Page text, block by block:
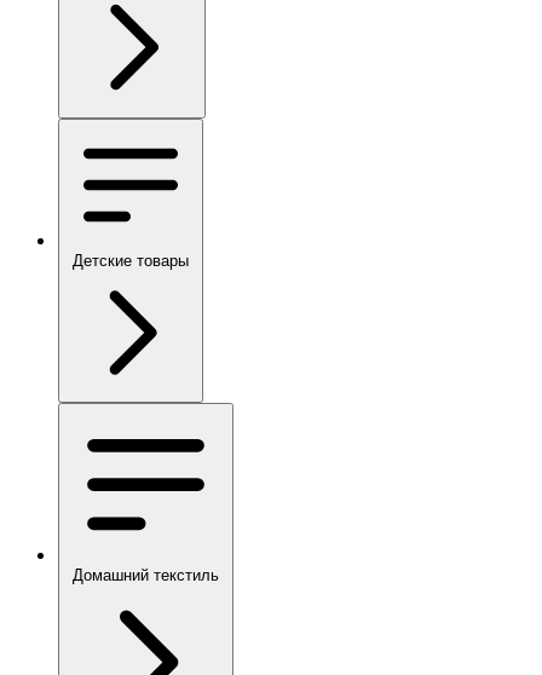
Детские товары
Домашний текстиль